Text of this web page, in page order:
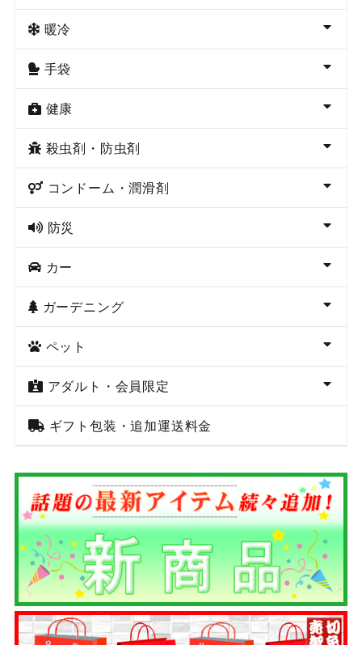
暖冷
手袋
健康
殺虫剤・防虫剤
コンドーム・潤滑剤
防災
カー
ガーデニング
ペット
アダルト・会員限定
ギフト包装・追加運送料金